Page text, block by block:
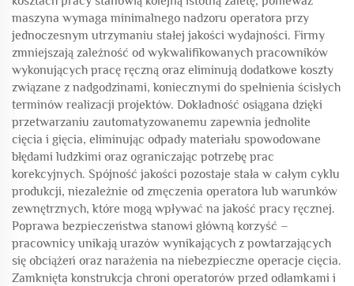
maszyna wymaga minimalnego nadzoru operatora przy
jednoczesnym utrzymaniu stałej jakości wydajności. Firmy
zmniejszają zależność od wykwalifikowanych pracowników
wykonujących pracę ręczną oraz eliminują dodatkowe koszty
związane z nadgodzinami, koniecznymi do spełnienia ścisłych
terminów realizacji projektów. Dokładność osiągana dzięki
przetwarzaniu zautomatyzowanemu zapewnia jednolite
cięcia i gięcia, eliminując odpady materiału spowodowane
błędami ludzkimi oraz ograniczając potrzebę prac
korekcyjnych. Spójność jakości pozostaje stała w całym cyklu
produkcji, niezależnie od zmęczenia operatora lub warunków
zewnętrznych, które mogą wpływać na jakość pracy ręcznej.
Poprawa bezpieczeństwa stanowi główną korzyść –
pracownicy unikają urazów wynikających z powtarzających
się obciążeń oraz narażenia na niebezpieczne operacje cięcia.
Zamknięta konstrukcja chroni operatorów przed odłamkami i